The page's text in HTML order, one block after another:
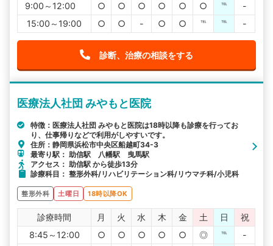
9:00～12:00 ○ ○ ○ ○ ○ ○ ℡
-
15:00～19:00
○ ○ - ○ ○ ℡ ℡ -
診断、治療の相談をする
医療法人社団 みやもと医院
特徴：医療法人社団 みやもと医院は18時以降も診療を行ってお
り、仕事帰りなどで利用がしやすいです。
住所：静岡県浜松市中央区船越町34-3
最寄り駅： 助信駅 八幡駅 曳馬駅
アクセス： 助信駅 から徒歩13分
診療科目： 整形外科/リハビリテーション科/リウマチ科/小児科
整形外科 土曜日 18時以降OK
診療時間 月 火 水 木 金 土 日
祝
8:45～12:00
○ ○ ○ ○ ○ ◎ ℡
-